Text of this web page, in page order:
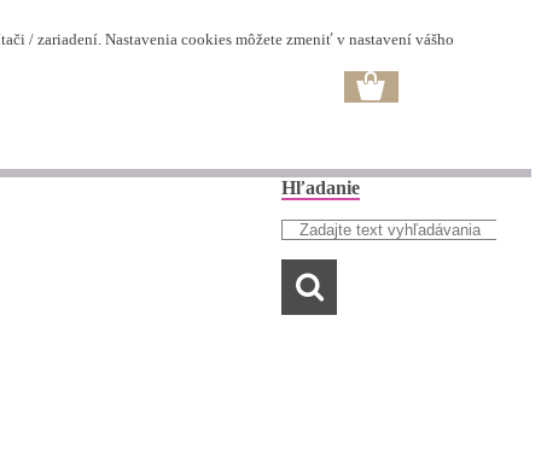
/ zariadení. Nastavenia cookies môžete zmeniť v nastavení vášho
Hľadanie